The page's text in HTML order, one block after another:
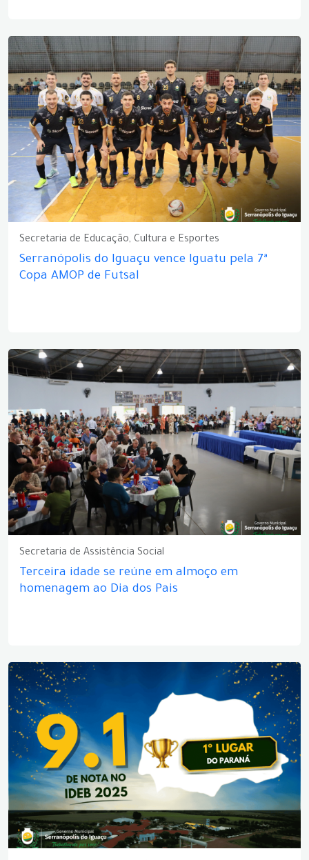
Secretaria de Educação, Cultura e Esportes
Serranópolis do Iguaçu vence Iguatu pela 7ª
Copa AMOP de Futsal
Secretaria de Assistência Social
Terceira idade se reúne em almoço em
homenagem ao Dia dos Pais